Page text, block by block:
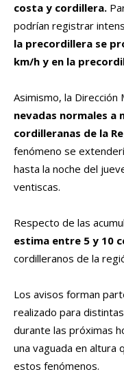
costa y cordillera.
podrían registrar
la precordillera se
km/h y en la
Asimismo, la
nevadas normales a
cordilleranas de la
fenómeno se
hasta la noche del
ventiscas.
Respecto de las
estima entre 5 y 10
cordilleranos de la
Los avisos forman
realizado para
durante las próximas
una vaguada en altura
estos fenómenos.